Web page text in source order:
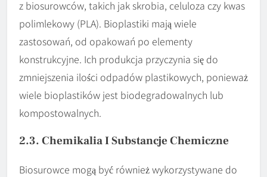
z biosurowców, takich jak skrobia, celuloza czy kwas
polimlekowy (PLA). Bioplastiki mają wiele
zastosowań, od opakowań po elementy
konstrukcyjne. Ich produkcja przyczynia się do
zmniejszenia ilości odpadów plastikowych, ponieważ
wiele bioplastików jest biodegradowalnych lub
kompostowalnych.
2.3. Chemikalia I Substancje Chemiczne
Biosurowce mogą być również wykorzystywane do